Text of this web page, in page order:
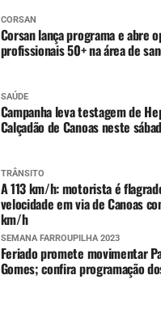
CORSAN
Corsan lança programa e abre
profissionais 50+ na área de
SAÚDE
Campanha leva testagem de
Calçadão de Canoas neste
TRÂNSITO
A 113 km/h: motorista é
velocidade em via de Canoas
km/h
SEMANA FARROUPILHA 2023
Feriado promete movimentar
Gomes; confira programação